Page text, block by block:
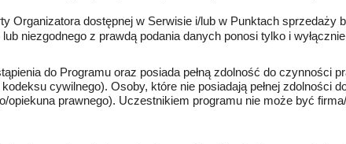
Organizatora dostępnej w Serwisie i/lub w Punktach sprzedaży
niezgodnego z prawdą podania danych ponosi tylko i
do Programu oraz posiada pełną zdolność do czynności
cywilnego). Osoby, które nie posiadają pełnej zdolności
prawnego). Uczestnikiem programu nie może być